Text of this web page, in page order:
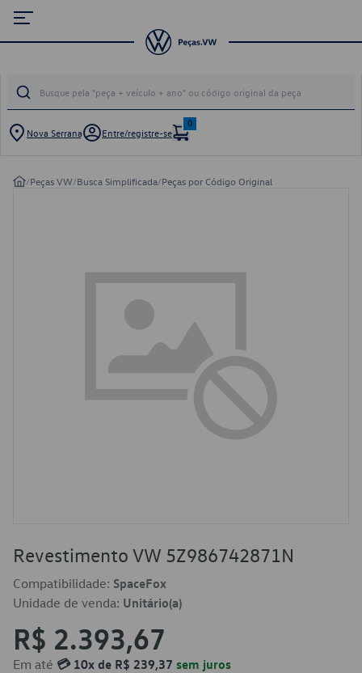
Nova Serrana Entre/registre-se
0
/Peças VW/Busca Simplificada/Peças por Código Original
Revestimento VW 5Z986742871N
Compatibilidade: SpaceFox
Unidade de venda: Unitário(a)
R$ 2.393,67
Em até 💳 10x de R$ 239,37 sem juros